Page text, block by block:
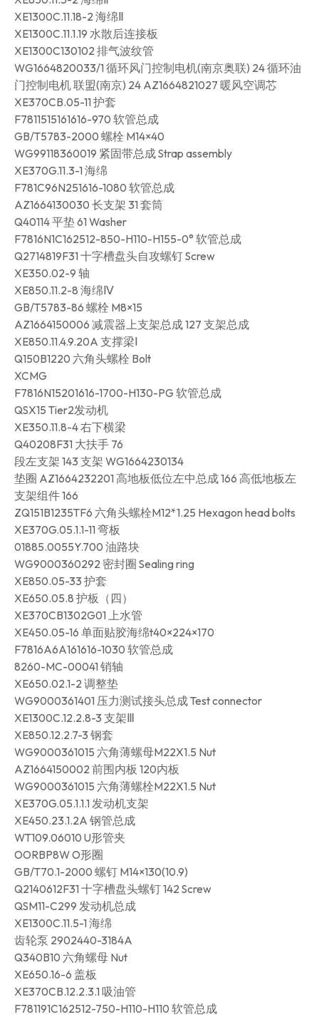
XE1300C.11.18-2 海绵Ⅱ
XE1300C.11.1.19 水散后连接板
XE1300C130102 排气波纹管
WG1664820033/1 循环风门控制电机(南京奥联) 24 循环油
门控制电机 联盟(南京) 24 AZ1664821027 暖风空调芯
XE370CB.05-11 护套
F7811515161616-970 软管总成
GB/T5783-2000 螺栓 M14×40
WG99118360019 紧固带总成 Strap assembly
XE370G.11.3-1 海绵
F781C96N251616-1080 软管总成
AZ1664130030 长支架 31 套筒
Q40114 平垫 61 Washer
F7816N1C162512-850-H110-H155-0° 软管总成
Q2714819F31 十字槽盘头自攻螺钉 Screw
XE350.02-9 轴
XE850.11.2-8 海绵Ⅳ
GB/T5783-86 螺栓 M8×15
AZ1664150006 减震器上支架总成 127 支架总成
XE850.11.4.9.20A 支撑梁Ⅰ
Q150B1220 六角头螺栓 Bolt
XCMG
F7816N15201616-1700-H130-PG 软管总成
QSX15 Tier2发动机
XE350.11.8-4 右下横梁
Q40208F31 大扶手 76
段左支架 143 支架 WG1664230134
垫圈 AZ1664232201 高地板低位左中总成 166 高低地板左
支架组件 166
ZQ151B1235TF6 六角头螺栓M12*1.25 Hexagon head bolts
XE370G.05.1.1-11 弯板
01885.0055Y.700 油路块
WG9000360292 密封圈 Sealing ring
XE850.05-33 护套
XE650.05.8 护板（四）
XE370CB1302G01 上水管
XE450.05-16 单面贴胶海绵t40×224×170
F7816A6A161616-1030 软管总成
8260-MC-00041 销轴
XE650.02.1-2 调整垫
WG9000361401 压力测试接头总成 Test connector
XE1300C.12.2.8-3 支架Ⅲ
XE850.12.2.7-3 钢套
WG9000361015 六角薄螺母M22X1.5 Nut
AZ1664150002 前围内板 120内板
WG9000361015 六角薄螺栓M22X1.5 Nut
XE370G.05.1.1.1 发动机支架
XE450.23.1.2A 钢管总成
WT109.06010 U形管夹
OORBP8W O形圈
GB/T70.1-2000 螺钉 M14×130(10.9)
Q2140612F31 十字槽盘头螺钉 142 Screw
QSM11-C299 发动机总成
XE1300C.11.5-1 海绵
齿轮泵 2902440-3184A
Q340B10 六角螺母 Nut
XE650.16-6 盖板
XE370CB.12.2.3.1 吸油管
F781191C162512-750-H110-H110 软管总成